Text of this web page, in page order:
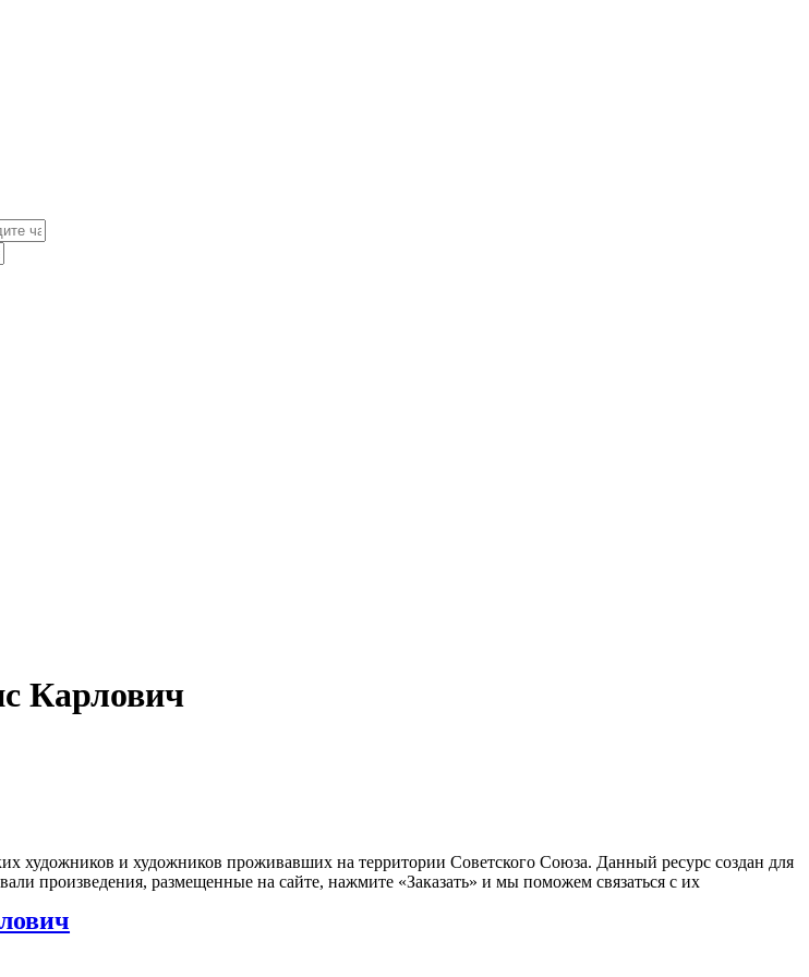
Карлович
художников и художников проживавших на территории Советского Союза. Данный ресурс создан для
произведения, размещенные на сайте, нажмите «Заказать» и мы поможем связаться с их